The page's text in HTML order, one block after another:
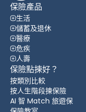
保險產品
生活
儲蓄及退休
醫療
危疾
人壽
保險點揀好？
按類別比較
按人生階段揀保險
AI 智 Match 旅遊保